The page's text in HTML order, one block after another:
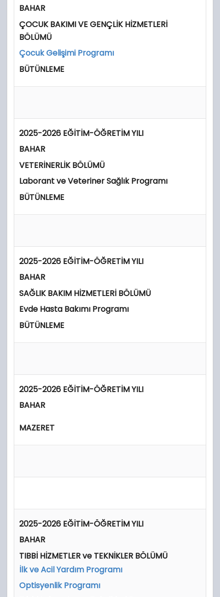
BAHAR
ÇOCUK BAKIMI VE GENÇLİK HİZMETLERİ
BÖLÜMÜ
Çocuk Gelişimi Programı
BÜTÜNLEME
2025-2026 EĞİTİM-ÖĞRETİM YILI
BAHAR
VETERİNERLİK BÖLÜMÜ
Laborant ve Veteriner Sağlık Programı
BÜTÜNLEME
2025-2026 EĞİTİM-ÖĞRETİM YILI
BAHAR
SAĞLIK BAKIM HİZMETLERİ BÖLÜMÜ
Evde Hasta Bakımı Programı
BÜTÜNLEME
2025-2026 EĞİTİM-ÖĞRETİM YILI
BAHAR
MAZERET
2025-2026 EĞİTİM-ÖĞRETİM YILI
BAHAR
TIBBİ HİZMETLER ve TEKNİKLER BÖLÜMÜ
İlk ve Acil Yardım Programı
Optisyenlik Programı